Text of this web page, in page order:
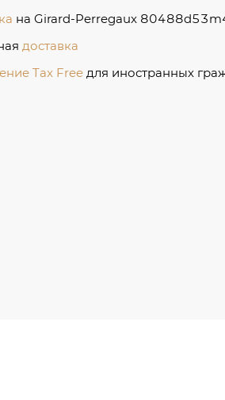
на Girard-Perregaux
доставка
Tax Free для иностранных